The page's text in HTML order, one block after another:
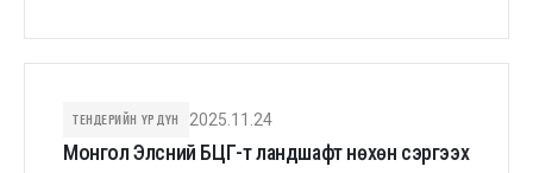
ТЕНДЕРИЙН ҮР ДҮН 2025.11.24
Монгол Элсний БЦГ-т ландшафт нөхөн сэргээх